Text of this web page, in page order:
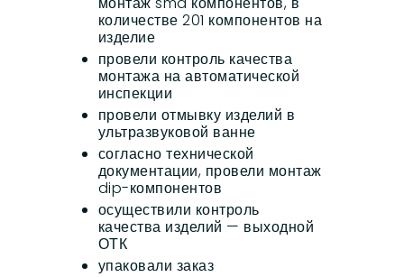
количестве 201 компонентов на
изделие
провели контроль качества
монтажа на автоматической
инспекции
провели отмывку изделий в
ультразвуковой ванне
согласно технической
документации, провели монтаж
dip-компонентов
осуществили контроль
качества изделий — выходной
ОТК
упаковали заказ